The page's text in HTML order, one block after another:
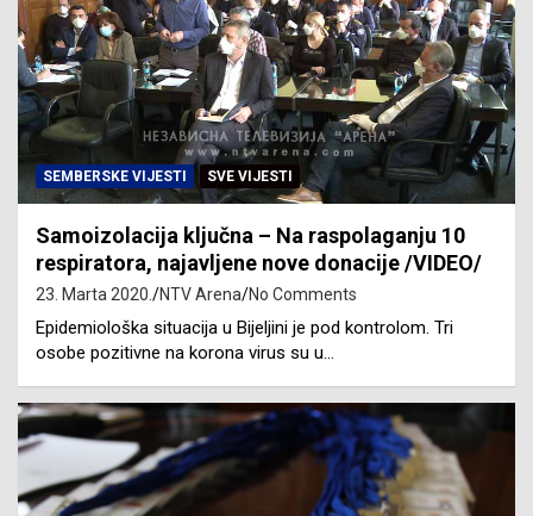
SEMBERSKE VIJESTI SVE VIJESTI
Samoizolacija ključna – Na raspolaganju 10
respiratora, najavljene nove donacije /VIDEO/
23. Marta 2020. NTV Arena No Comments
Epidemiološka situacija u Bijeljini je pod kontrolom. Tri
osobe pozitivne na korona virus su u…